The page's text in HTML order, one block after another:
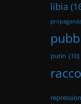
libia
putin (10)